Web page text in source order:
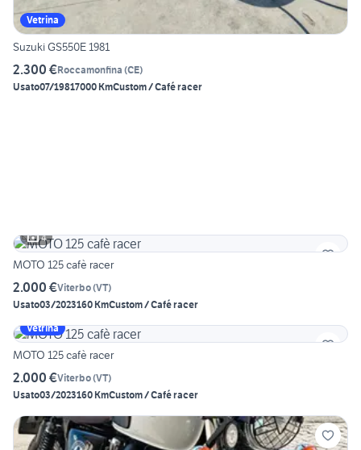
Vetrina
Suzuki GS550E 1981
2.300 €Roccamonfina (CE)
Usato07/19817000 KmCustom / Café racer
4
MOTO 125 cafè racer
2.000 €Viterbo(VT)
Usato03/2023160 KmCustom / Café racer
Vetrina
MOTO 125 cafè racer
2.000 €Viterbo(VT)
Usato03/2023160 KmCustom / Café racer